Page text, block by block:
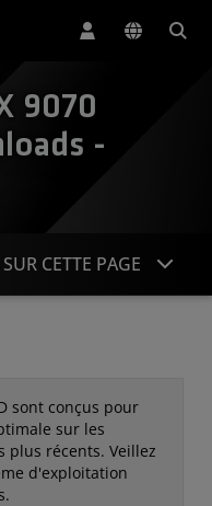
9070
-
SUR CETTE PAGE
sont conçus pour
sur les
plus récents. Veillez
d'exploitation